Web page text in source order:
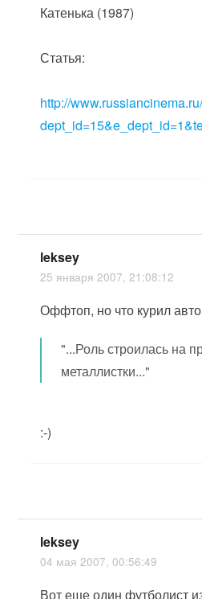
Катенька (1987)
Статья:
http://
leksey
25 января 2007, 21:08:12
Оффтоп, но что курил
"...Роль строилась на
металлистки..."
:-)
leksey
04 мая 2007, 00:56:49
Вот еще один футболист